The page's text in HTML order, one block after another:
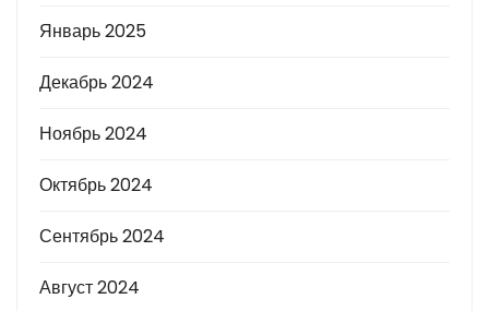
Январь 2025
Декабрь 2024
Ноябрь 2024
Октябрь 2024
Сентябрь 2024
Август 2024